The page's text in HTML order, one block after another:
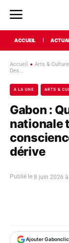
ACCUEIL
Accueil Arts & Culture
Des...
A LA UNE ARTS &
Gabon :
nationale
dérive
Publié le 8 juin 2026
Ajouter